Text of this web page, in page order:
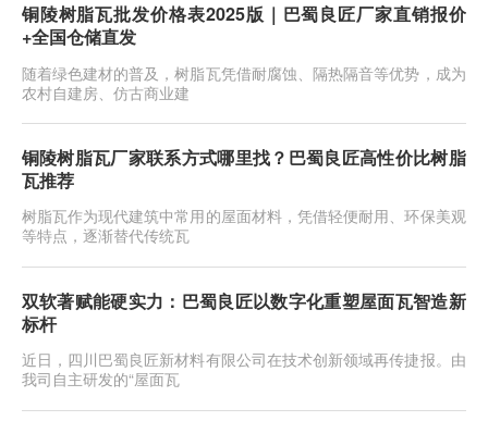
铜陵树脂瓦批发价格表2025版｜巴蜀良匠厂家直销报价
+全国仓储直发
随着绿色建材的普及，树脂瓦凭借耐腐蚀、隔热隔音等优势，成为
农村自建房、仿古商业建
铜陵树脂瓦厂家联系方式哪里找？巴蜀良匠高性价比树脂
瓦推荐
树脂瓦作为现代建筑中常用的屋面材料，凭借轻便耐用、环保美观
等特点，逐渐替代传统瓦
双软著赋能硬实力：巴蜀良匠以数字化重塑屋面瓦智造新
标杆
近日，四川巴蜀良匠新材料有限公司在技术创新领域再传捷报。由
我司自主研发的“屋面瓦